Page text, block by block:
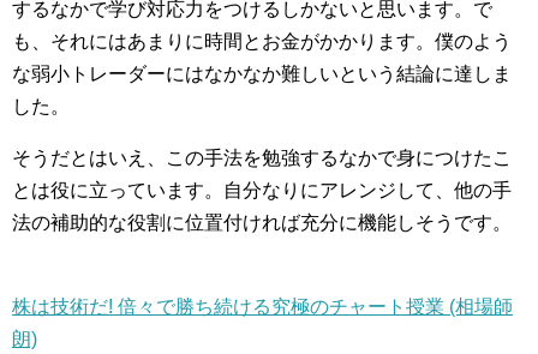
するなかで学び対応力をつけるしかないと思います。で
も、それにはあまりに時間とお金がかかります。僕のよう
な弱小トレーダーにはなかなか難しいという結論に達しま
した。
そうだとはいえ、この手法を勉強するなかで身につけたこ
とは役に立っています。自分なりにアレンジして、他の手
法の補助的な役割に位置付ければ充分に機能しそうです。
株は技術だ! 倍々で勝ち続ける究極のチャート授業 (相場師
朗)